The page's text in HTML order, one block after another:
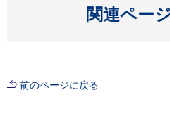
関連ペー
前のページに戻る